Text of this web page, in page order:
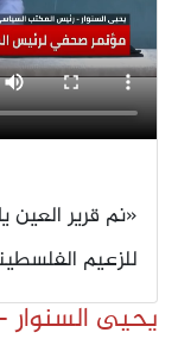
«نم قرير العين
للزعيم
يحيى السنوار